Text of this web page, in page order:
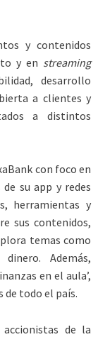
y contenidos
y en streaming
desarrollo
a clientes y
a distintos
con foco en
su app y redes
herramientas y
sus contenidos,
temas como
Además,
en el aula’,
de todo el país.
de la